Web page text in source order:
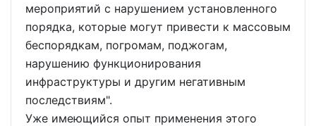
мероприятий ‎с нарушением установленного
порядка, которые могут привести к массовым
беспорядкам, погромам, поджогам,
нарушению функционирования
инфраструктуры и другим негативным
последствиям".
Уже имеющийся опыт применения этого